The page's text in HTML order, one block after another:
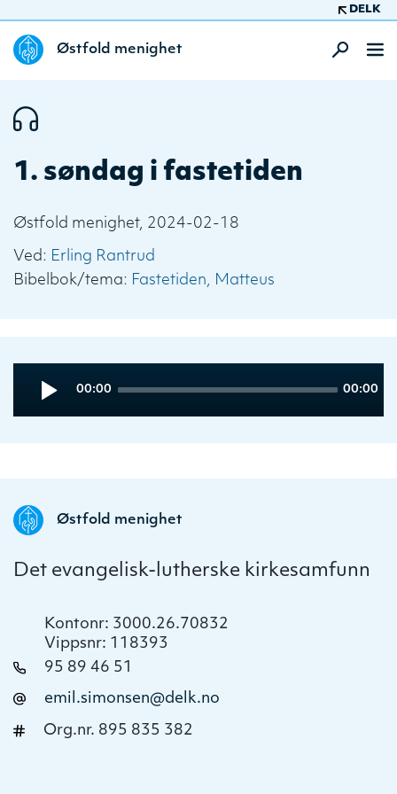
DELK
Østfold menighet
1. søndag i fastetiden
Østfold menighet, 2024-02-18
Ved: Erling Rantrud
Bibelbok/tema: Fastetiden Matteus
Player
Current
00:00
Total
00:00
Østfold menighet
Det evangelisk-lutherske kirkesamfunn
Kontonr: 3000.26.70832
Vippsnr: 118393
95 89 46 51
emil.simonsen@delk.no
Org.nr. 895 835 382